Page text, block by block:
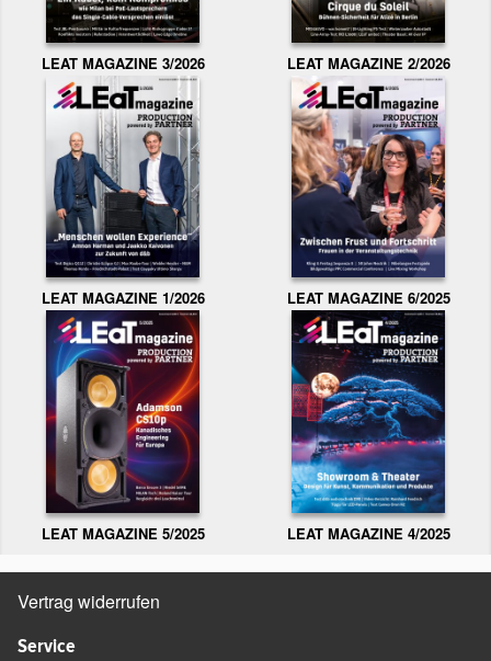
LEAT MAGAZINE 3/2026 LEAT MAGAZINE 2/2026
LEAT MAGAZINE 1/2026 LEAT MAGAZINE 6/2025
LEAT MAGAZINE 5/2025 LEAT MAGAZINE 4/2025
Vertrag widerrufen
Service